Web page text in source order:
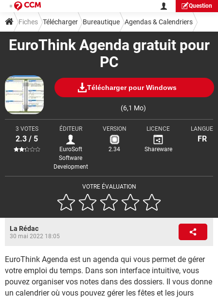
Question
EuroThink Agenda gratuit pour
PC
Télécharger pour Windows
(6,1 Mo)
VOTRE ÉVALUATION
3 VOTES
2.3 / 5
ÉDITEUR
EuroSoft
Software
Development
VERSION
2.34
LICENCE
Shareware
LANGUE
FR
Fiches Télécharger Bureautique Agendas & Calendriers
La Rédac
30 mai 2022 18:05
EuroThink Agenda est un agenda qui vous permet de gérer
votre emploi du temps. Dans son interface intuitive, vous
pouvez organiser vos notes dans des dossiers. Il vous donne
un calendrier où vous pouvez gérer les fêtes et les jours